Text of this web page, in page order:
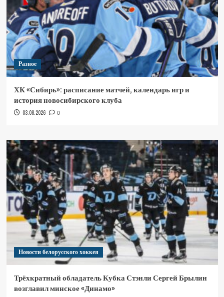
Разное
ХК «Сибирь»: расписание матчей, календарь игр и
история новосибирского клуба
03.08.2026 0
Новости белорусского хоккея
Трёхкратный обладатель Кубка Стэнли Сергей Брылин
возглавил минское «Динамо»